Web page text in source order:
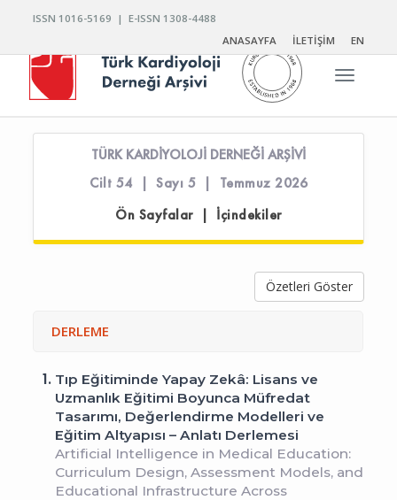
ISSN 1016-5169 | E-ISSN 1308-4488
ANASAYFA
İLETİŞİM EN
Toggle
TÜRK KARDİYOLOJİ DERNEĞİ ARŞİVİ
Cilt 54 | Sayı 5 | Temmuz 2026
Ön Sayfalar | İçindekiler
Özetleri Göster
DERLEME
1. Tıp Eğitiminde Yapay Zekâ: Lisans ve
Uzmanlık Eğitimi Boyunca Müfredat
Tasarımı, Değerlendirme Modelleri ve
Eğitim Altyapısı – Anlatı Derlemesi
Artificial Intelligence in Medical Education:
Curriculum Design, Assessment Models, and
Educational Infrastructure Across